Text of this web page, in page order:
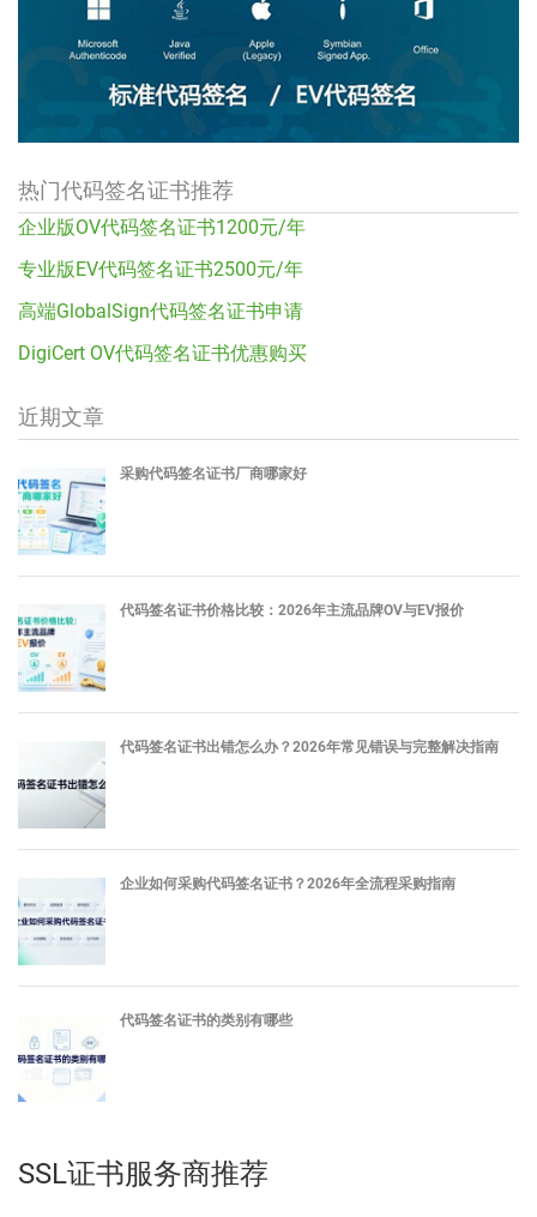
热门代码签名证书推荐
企业版OV代码签名证书1200元/年
专业版EV代码签名证书2500元/年
高端GlobalSign代码签名证书申请
DigiCert OV代码签名证书优惠购买
近期文章
采购代码签名证书厂商哪家好
代码签名证书价格比较：2026年主流品牌OV与EV报价
代码签名证书出错怎么办？2026年常见错误与完整解决指南
企业如何采购代码签名证书？2026年全流程采购指南
代码签名证书的类别有哪些
SSL证书服务商推荐